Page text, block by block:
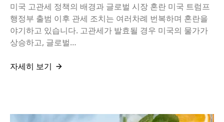
미국 고관세 정책의 배경과 글로벌 시장 혼란 미국 트럼프
행정부 출범 이후 관세 조치는 여러차례 번복하며 혼란을
야기하고 있습니다. 고관세가 발효될 경우 미국의 물가가
상승하고, 글로벌…
자세히 보기